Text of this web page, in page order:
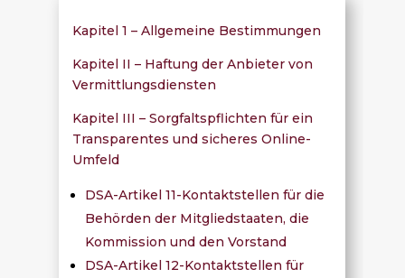
Kapitel 1 – Allgemeine Bestimmungen
Kapitel II – Haftung der Anbieter von
Vermittlungsdiensten
Kapitel III – Sorgfaltspflichten für ein
Transparentes und sicheres Online-
Umfeld
DSA-Artikel 11-Kontaktstellen für die
Behörden der Mitgliedstaaten, die
Kommission und den Vorstand
DSA-Artikel 12-Kontaktstellen für